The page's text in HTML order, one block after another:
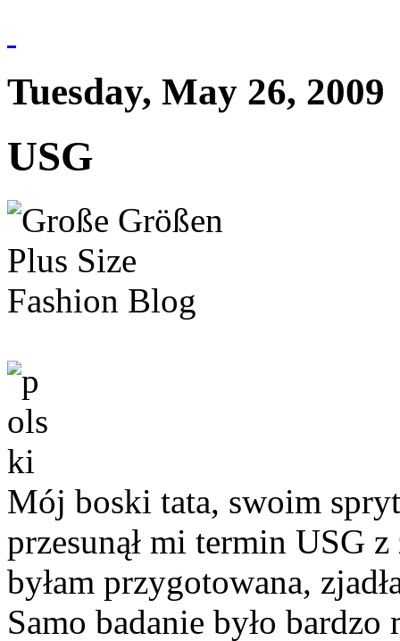
Tuesday, May 26, 2009
USG
Mój boski tata, swoim
przesunął mi termin USG
byłam przygotowana,
Samo badanie było bardzo